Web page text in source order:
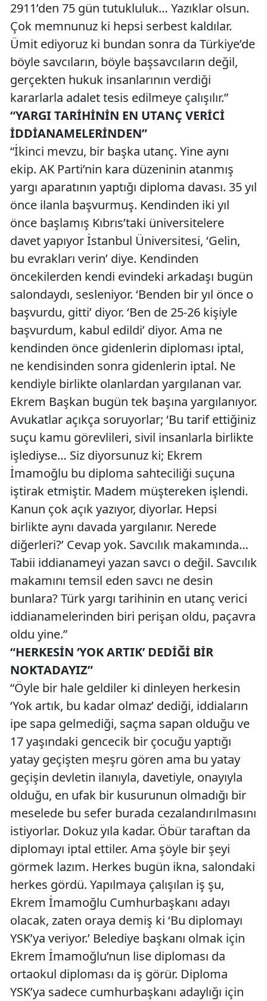
2911’den 75 gün tutukluluk… Yazıklar olsun.
Çok memnunuz ki hepsi serbest kaldılar.
Ümit ediyoruz ki bundan sonra da Türkiye’de
böyle savcıların, böyle başsavcıların değil,
gerçekten hukuk insanlarının verdiği
kararlarla adalet tesis edilmeye çalışılır.”
“YARGI TARİHİNİN EN UTANÇ VERİCİ
İDDİANAMELERİNDEN”
“İkinci mevzu, bir başka utanç. Yine aynı
ekip. AK Parti’nin kara düzeninin atanmış
yargı aparatının yaptığı diploma davası. 35 yıl
önce ilanla başvurmuş. Kendinden iki yıl
önce başlamış Kıbrıs’taki üniversitelere
davet yapıyor İstanbul Üniversitesi, ‘Gelin,
bu evrakları verin’ diye. Kendinden
öncekilerden kendi evindeki arkadaşı bugün
salondaydı, sesleniyor. ‘Benden bir yıl önce o
başvurdu, gitti’ diyor. ‘Ben de 25-26 kişiyle
başvurdum, kabul edildi’ diyor. Ama ne
kendinden önce gidenlerin diploması iptal,
ne kendisinden sonra gidenlerin iptal. Ne
kendiyle birlikte olanlardan yargılanan var.
Ekrem Başkan bugün tek başına yargılanıyor.
Avukatlar açıkça soruyorlar; ‘Bu tarif ettiğiniz
suçu kamu görevlileri, sivil insanlarla birlikte
işlediyse… Siz diyorsunuz ki; Ekrem
İmamoğlu bu diploma sahteciliği suçuna
iştirak etmiştir. Madem müştereken işlendi.
Kanun çok açık yazıyor, diyorlar. Hepsi
birlikte aynı davada yargılanır. Nerede
diğerleri?’ Cevap yok. Savcılık makamında…
Tabii iddianameyi yazan savcı o değil. Savcılık
makamını temsil eden savcı ne desin
bunlara? Türk yargı tarihinin en utanç verici
iddianamelerinden biri perişan oldu, paçavra
oldu yine.”
“HERKESİN ‘YOK ARTIK’ DEDİĞİ BİR
NOKTADAYIZ”
“Öyle bir hale geldiler ki dinleyen herkesin
‘Yok artık, bu kadar olmaz’ dediği, iddiaların
ipe sapa gelmediği, saçma sapan olduğu ve
17 yaşındaki gencecik bir çocuğu yaptığı
yatay geçişten meşru gören ama bu yatay
geçişin devletin ilanıyla, davetiyle, onayıyla
olduğu, en ufak bir kusurunun olmadığı bir
meselede bu sefer burada cezalandırılmasını
istiyorlar. Dokuz yıla kadar. Öbür taraftan da
diplomayı iptal ettiler. Ama şöyle bir şeyi
görmek lazım. Herkes bugün ikna, salondaki
herkes gördü. Yapılmaya çalışılan iş şu,
Ekrem İmamoğlu Cumhurbaşkanı adayı
olacak, zaten oraya demiş ki ‘Bu diplomayı
YSK’ya veriyor.’ Belediye başkanı olmak için
Ekrem İmamoğlu’nun lise diploması da
ortaokul diploması da iş görür. Diploma
YSK’ya sadece cumhurbaşkanı adaylığı için